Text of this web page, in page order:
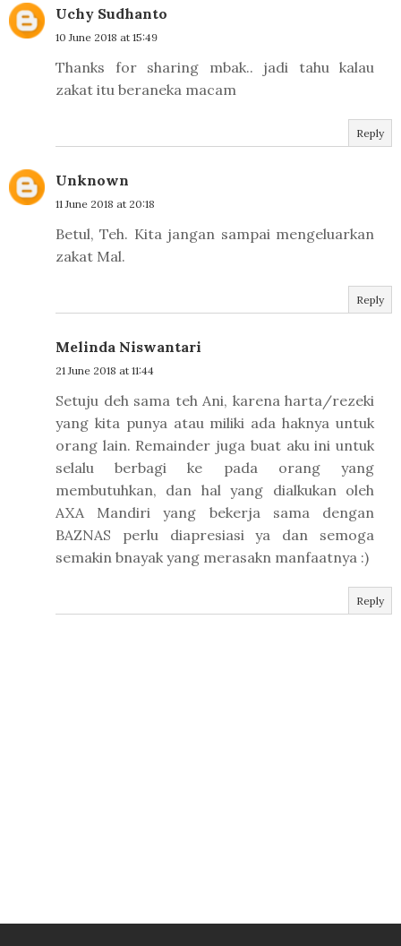
Uchy Sudhanto
10 June 2018 at 15:49
Thanks for sharing mbak.. jadi tahu kalau
zakat itu beraneka macam
Reply
Unknown
11 June 2018 at 20:18
Betul, Teh. Kita jangan sampai mengeluarkan
zakat Mal.
Reply
Melinda Niswantari
21 June 2018 at 11:44
Setuju deh sama teh Ani, karena harta/rezeki
yang kita punya atau miliki ada haknya untuk
orang lain. Remainder juga buat aku ini untuk
selalu berbagi ke pada orang yang
membutuhkan, dan hal yang dialkukan oleh
AXA Mandiri yang bekerja sama dengan
BAZNAS perlu diapresiasi ya dan semoga
semakin bnayak yang merasakn manfaatnya :)
Reply